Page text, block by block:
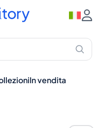
In vendita